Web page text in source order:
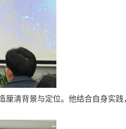
清背景与定位。他结合自身实践